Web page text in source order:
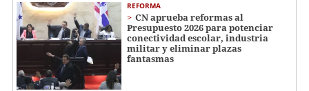
REFORMA
CN aprueba reformas al
Presupuesto 2026 para potenciar
conectividad escolar, industria
militar y eliminar plazas
fantasmas